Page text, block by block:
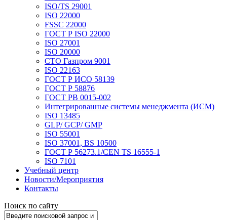
ISO/TS 29001
ISO 22000
FSSC 22000
ГОСТ Р ISO 22000
ISO 27001
ISO 20000
СТО Газпром 9001
ISO 22163
ГОСТ Р ИСО 58139
ГОСТ Р 58876
ГОСТ РВ 0015-002
Интегрированные системы менеджмента (ИСМ)
ISO 13485
GLP/ GCP/ GMP
ISO 55001
ISO 37001, BS 10500
ГОСТ Р 56273.1/CEN TS 16555-1
ISO 7101
Учебный центр
Новости/Мероприятия
Контакты
Поиск по сайту